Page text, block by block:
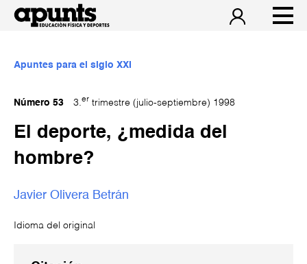
Apuntes para el siglo XXI
Número 53 3. er trimestre (julio-septiembre) 1998
El deporte, ¿medida del
hombre?
Javier Olivera Betrán
Idioma del original